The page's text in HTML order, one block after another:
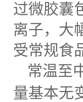
过微胶囊
离子，大
受常规食
常温至
量基本无